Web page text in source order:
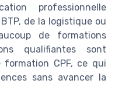
professionnelle
de la logistique ou
de formations
qualifiantes sont
formation CPF, ce qui
sans avancer la